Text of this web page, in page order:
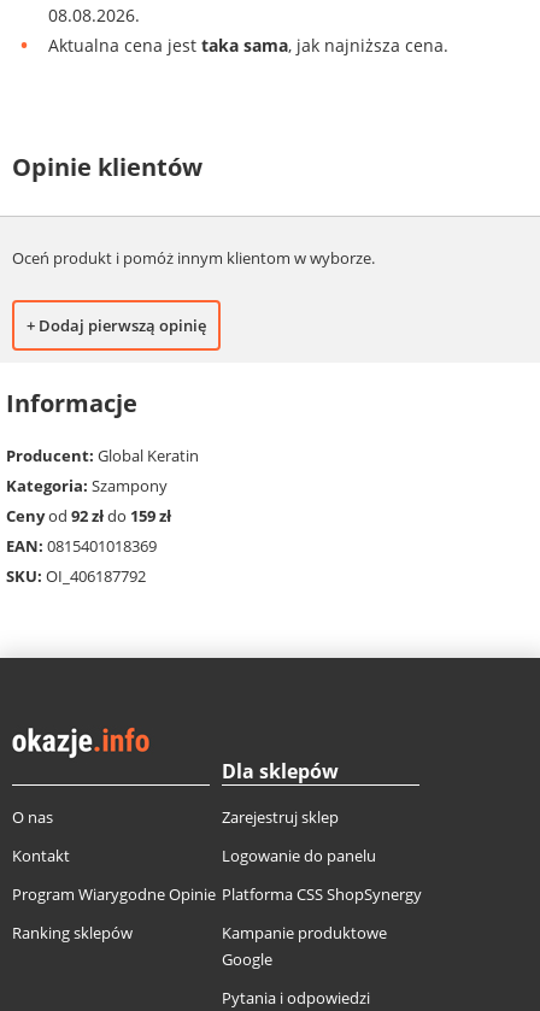
08.08.2026.
Aktualna cena jest taka sama, jak najniższa cena.
Opinie klientów
Oceń produkt i pomóż innym klientom w wyborze.
+ Dodaj pierwszą opinię
Informacje
Producent: Global Keratin
Kategoria: Szampony
Cenyod 92 złdo 159 zł
EAN: 0815401018369
SKU: OI_406187792
O nas
Kontakt
Program Wiarygodne Opinie
Ranking sklepów
Dla sklepów
Zarejestruj sklep
Logowanie do panelu
Platforma CSS ShopSynergy
Kampanie produktowe
Google
Pytania i odpowiedzi